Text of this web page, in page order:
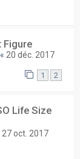
Figure
« 20 déc. 2017
1 2
Life Size
27 oct. 2017